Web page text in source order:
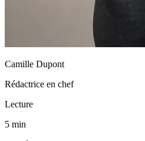
Camille Dupont
Rédactrice en chef
Lecture
5 min